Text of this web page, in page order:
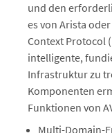
und den
es von Arista
Context Protocol
intelligente,
Infrastruktur zu
Komponenten
Funktionen von
Multi-Domain-